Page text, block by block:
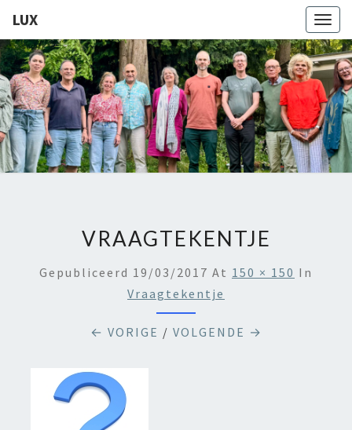
LUX
LUX
Kamerkoor
Onder
Leiding
Van
Angeliki
Ploka
VRAAGTEKENTJE
Gepubliceerd 19/03/2017 At 150 × 150 In
Vraagtekentje
← VORIGE / VOLGENDE →